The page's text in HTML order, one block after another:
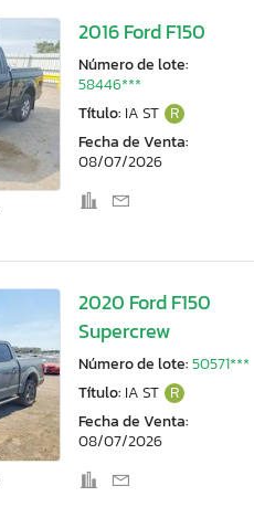
2016 Ford F150
Número de lote:
58446***
Título: IA ST R
Fecha de Venta:
08/07/2026
2020 Ford F150
Supercrew
Número de lote:50571***
Título: IA ST R
Fecha de Venta:
08/07/2026